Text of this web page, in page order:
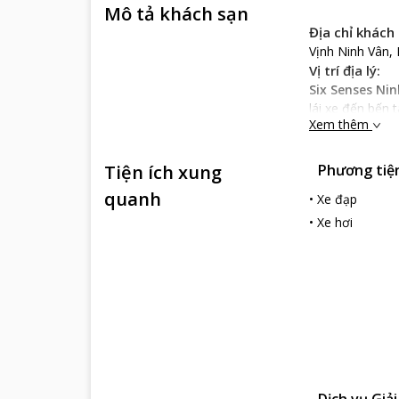
Mô tả khách sạn
Địa chỉ khách
Vịnh Ninh Vân,
Vị trí địa lý:
Six Senses
lái xe đến bến
Đặc điểm
bạn có thể
những mái
vi vu, những
gió biển thổi
Bên cạnh
Những điểm
Xem thêm
Tiện ích xung
quanh
Phương
• Xe đạp
• Xe hơi